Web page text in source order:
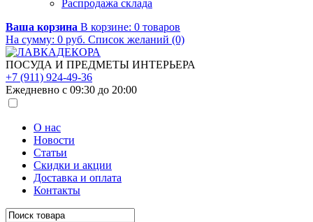
Распродажа склада
Ваша корзина В корзине: 0 товаров
На сумму: 0 руб. Список желаний (0)
ПОСУДА И ПРЕДМЕТЫ ИНТЕРЬЕРА
+7 (911) 924-49-36
Ежедневно с 09:30 до 20:00
О нас
Новости
Статьи
Скидки и акции
Доставка и оплата
Контакты